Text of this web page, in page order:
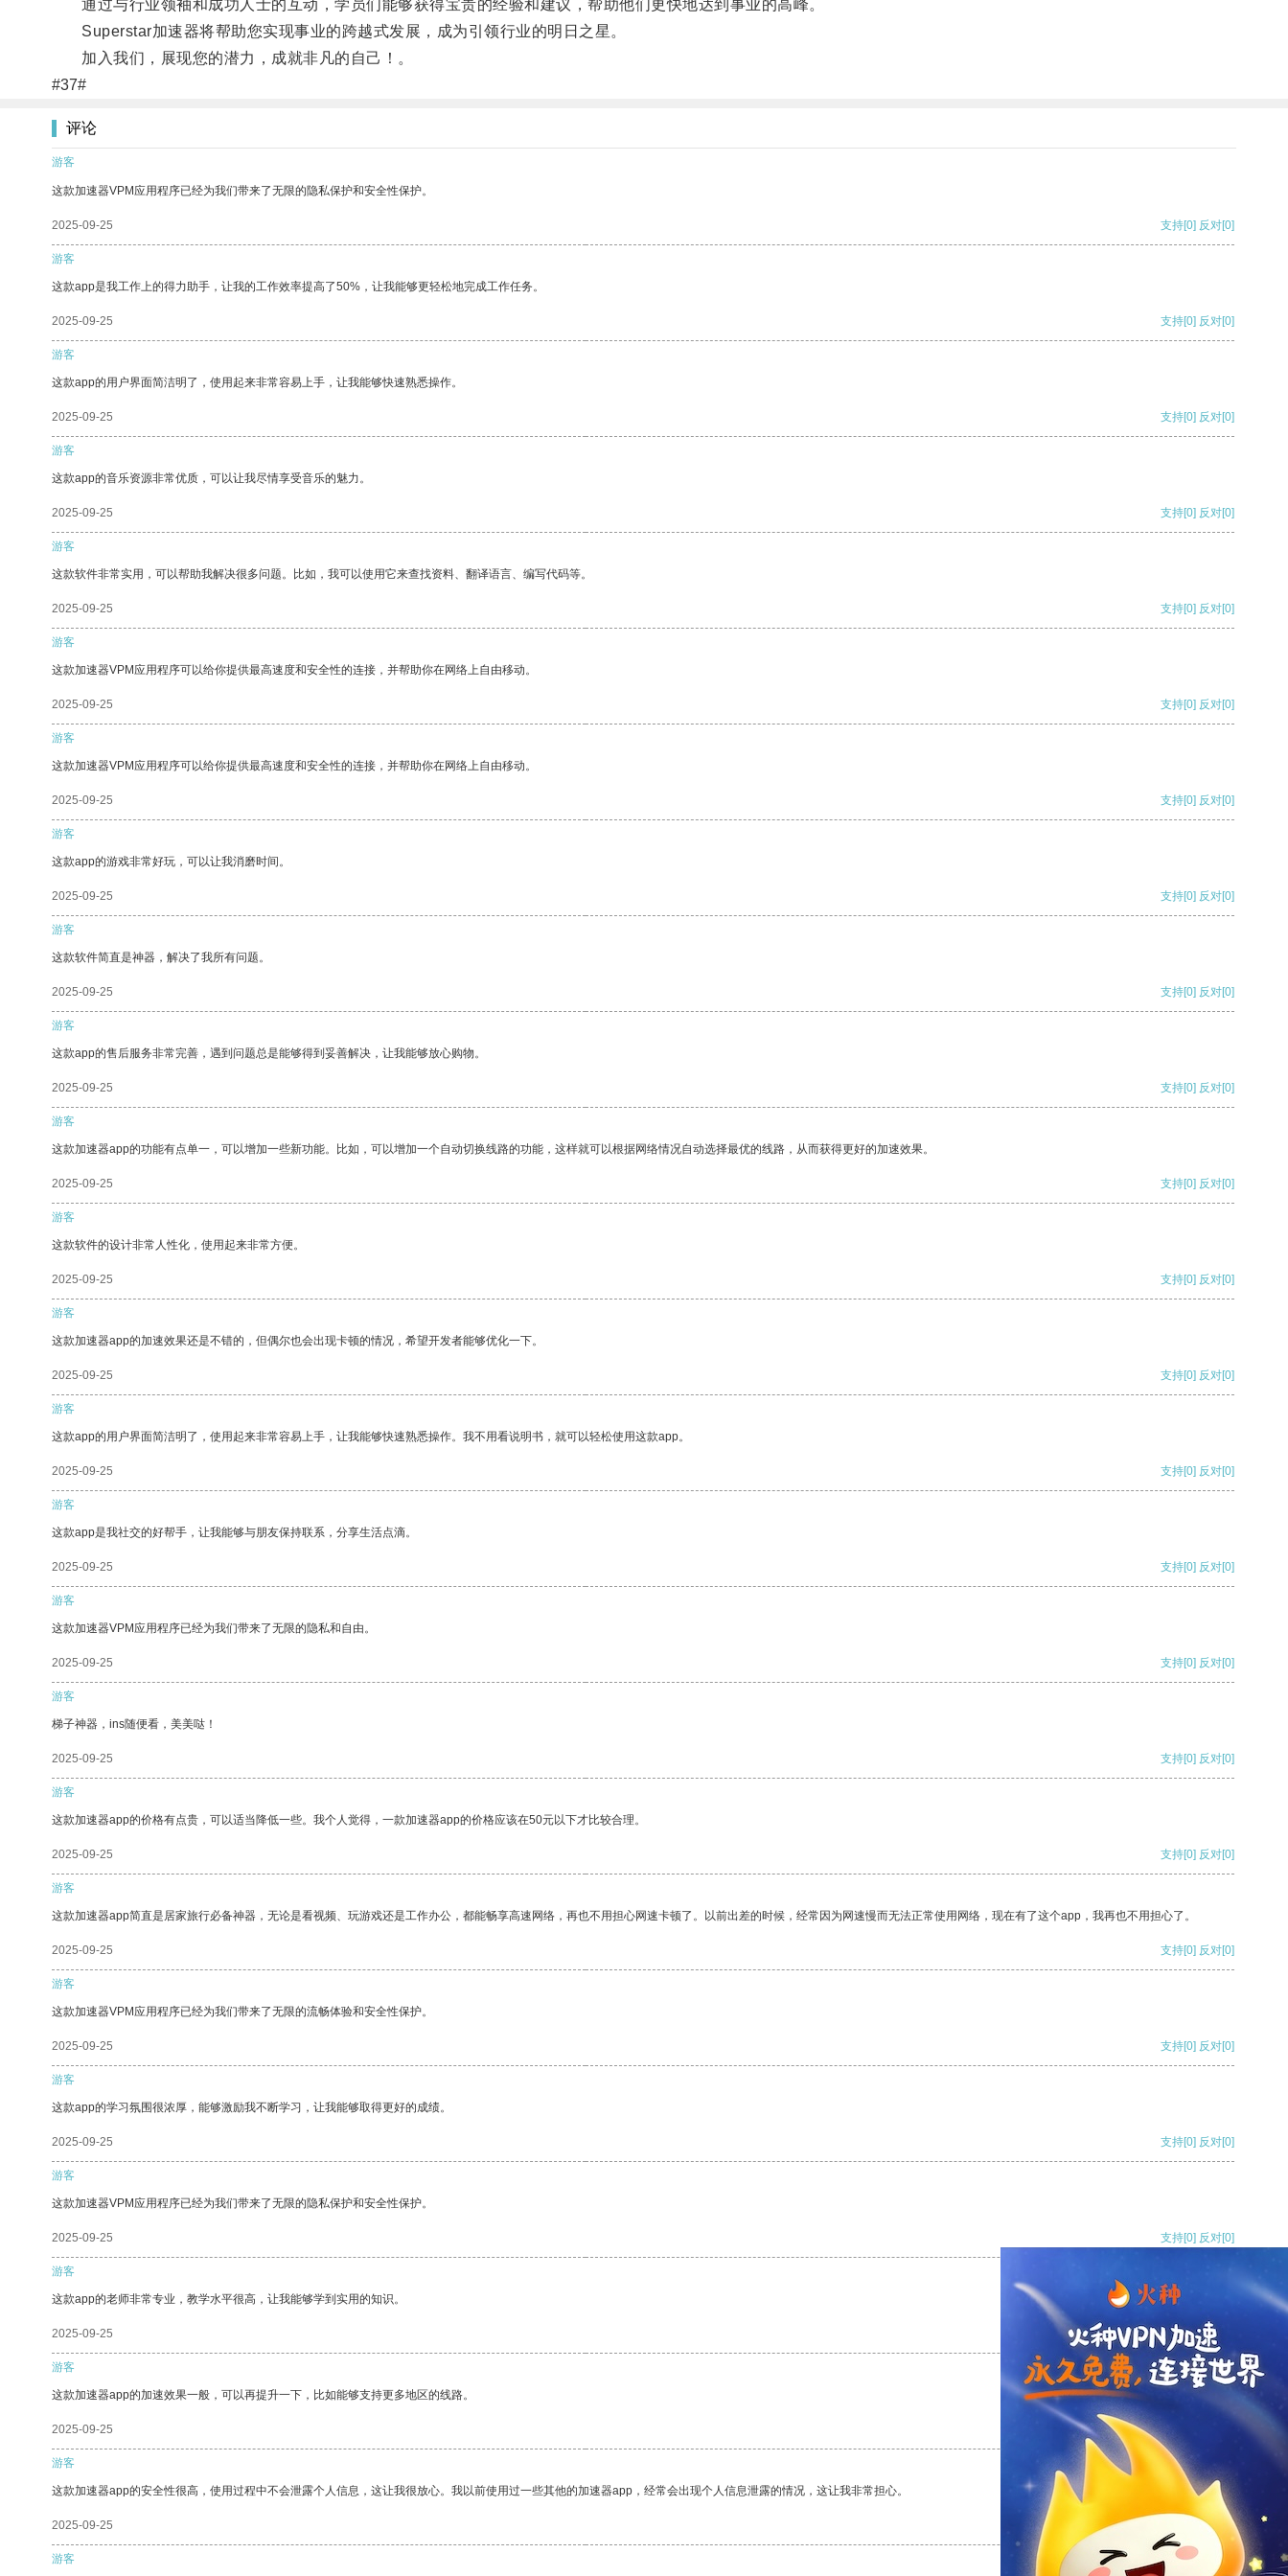
通过与行业领袖和成功人士的互动，学员们能够获得宝贵的经验和建议，帮助他们更快地达到事业的高峰。
Superstar加速器将帮助您实现事业的跨越式发展，成为引领行业的明日之星。
加入我们，展现您的潜力，成就非凡的自己！。
#37#
评论
游客
这款加速器VPM应用程序已经为我们带来了无限的隐私保护和安全性保护。
2025-09-25 支持[0] 反对[0]
游客
这款app是我工作上的得力助手，让我的工作效率提高了50%，让我能够更轻松地完成工作任务。
2025-09-25 支持[0] 反对[0]
游客
这款app的用户界面简洁明了，使用起来非常容易上手，让我能够快速熟悉操作。
2025-09-25 支持[0] 反对[0]
游客
这款app的音乐资源非常优质，可以让我尽情享受音乐的魅力。
2025-09-25 支持[0] 反对[0]
游客
这款软件非常实用，可以帮助我解决很多问题。比如，我可以使用它来查找资料、翻译语言、编写代码等。
2025-09-25 支持[0] 反对[0]
游客
这款加速器VPM应用程序可以给你提供最高速度和安全性的连接，并帮助你在网络上自由移动。
2025-09-25 支持[0] 反对[0]
游客
这款加速器VPM应用程序可以给你提供最高速度和安全性的连接，并帮助你在网络上自由移动。
2025-09-25 支持[0] 反对[0]
游客
这款app的游戏非常好玩，可以让我消磨时间。
2025-09-25 支持[0] 反对[0]
游客
这款软件简直是神器，解决了我所有问题。
2025-09-25 支持[0] 反对[0]
游客
这款app的售后服务非常完善，遇到问题总是能够得到妥善解决，让我能够放心购物。
2025-09-25 支持[0] 反对[0]
游客
这款加速器app的功能有点单一，可以增加一些新功能。比如，可以增加一个自动切换线路的功能，这样就可以根据网络情况自动选择最优的线路，从而获得更好的加速效果。
2025-09-25 支持[0] 反对[0]
游客
这款软件的设计非常人性化，使用起来非常方便。
2025-09-25 支持[0] 反对[0]
游客
这款加速器app的加速效果还是不错的，但偶尔也会出现卡顿的情况，希望开发者能够优化一下。
2025-09-25 支持[0] 反对[0]
游客
这款app的用户界面简洁明了，使用起来非常容易上手，让我能够快速熟悉操作。我不用看说明书，就可以轻松使用这款app。
2025-09-25 支持[0] 反对[0]
游客
这款app是我社交的好帮手，让我能够与朋友保持联系，分享生活点滴。
2025-09-25 支持[0] 反对[0]
游客
这款加速器VPM应用程序已经为我们带来了无限的隐私和自由。
2025-09-25 支持[0] 反对[0]
游客
梯子神器，ins随便看，美美哒！
2025-09-25 支持[0] 反对[0]
游客
这款加速器app的价格有点贵，可以适当降低一些。我个人觉得，一款加速器app的价格应该在50元以下才比较合理。
2025-09-25 支持[0] 反对[0]
游客
这款加速器app简直是居家旅行必备神器，无论是看视频、玩游戏还是工作办公，都能畅享高速网络，再也不用担心网速卡顿了。以前出差的时候，经常因为网速慢而无法正常使用网络，现在有了这个app，我再也不用担心了。
2025-09-25 支持[0] 反对[0]
游客
这款加速器VPM应用程序已经为我们带来了无限的流畅体验和安全性保护。
2025-09-25 支持[0] 反对[0]
游客
这款app的学习氛围很浓厚，能够激励我不断学习，让我能够取得更好的成绩。
2025-09-25 支持[0] 反对[0]
游客
这款加速器VPM应用程序已经为我们带来了无限的隐私保护和安全性保护。
2025-09-25 支持[0] 反对[0]
游客
这款app的老师非常专业，教学水平很高，让我能够学到实用的知识。
2025-09-25 支持[0] 反对
游客
这款加速器app的加速效果一般，可以再提升一下，比如能够支持更多地区的线路。
2025-09-25 支持
游客
这款加速器app的安全性很高，使用过程中不会泄露个人信息，这让我很放心。我以前使用过一些其他的加速器app，经常会出现个人信息泄露的情况，这让我非常担心。
2025-09-25 反对 [0]
游客